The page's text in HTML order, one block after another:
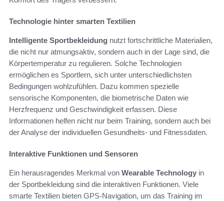
Technologie hinter smarten Textilien
Intelligente Sportbekleidung nutzt fortschrittliche Materialien,
die nicht nur atmungsaktiv, sondern auch in der Lage sind, die
Körpertemperatur zu regulieren. Solche Technologien
ermöglichen es Sportlern, sich unter unterschiedlichsten
Bedingungen wohlzufühlen. Dazu kommen spezielle
sensorische Komponenten, die biometrische Daten wie
Herzfrequenz und Geschwindigkeit erfassen. Diese
Informationen helfen nicht nur beim Training, sondern auch bei
der Analyse der individuellen Gesundheits- und Fitnessdaten.
Interaktive Funktionen und Sensoren
Ein herausragendes Merkmal von Wearable Technology in
der Sportbekleidung sind die interaktiven Funktionen. Viele
smarte Textilien bieten GPS-Navigation, um das Training im